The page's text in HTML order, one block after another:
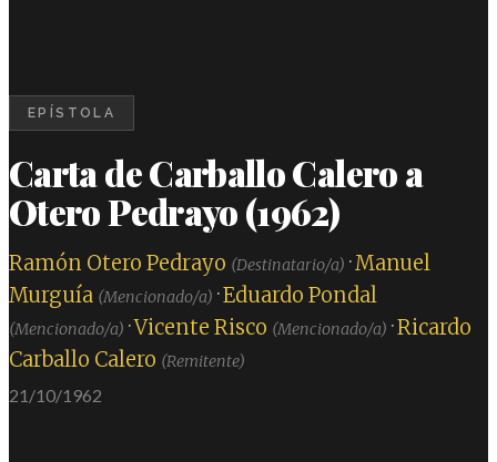
EPÍSTOLA
Carta de Carballo Calero a
Otero Pedrayo (1962)
Ramón Otero Pedrayo (Destinatario/a) ·Manuel
Murguía (Mencionado/a) ·Eduardo Pondal
(Mencionado/a) ·Vicente Risco (Mencionado/a) ·Ricardo
Carballo Calero (Remitente)
21/10/1962